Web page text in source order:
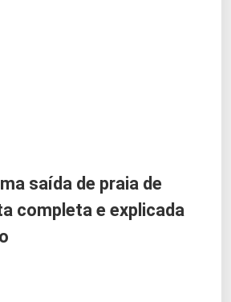
saída de praia de
completa e explicada